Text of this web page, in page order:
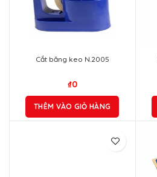
Cắt băng keo N.2005
₫0
THÊM VÀO GIỎ HÀNG